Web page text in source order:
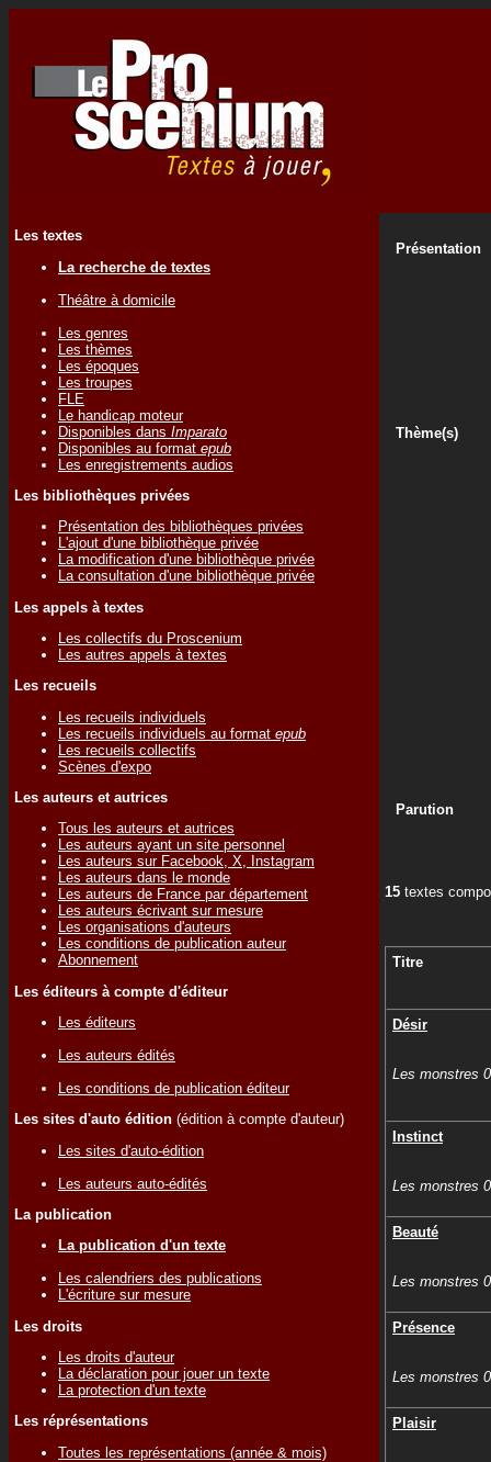
Les textes
La recherche de textes
Théâtre à domicile
Les genres
Les thèmes
Les époques
Les troupes
FLE
Le handicap moteur
Disponibles dans Imparato
Disponibles au format epub
Les enregistrements audios
Les bibliothèques privées
Présentation des bibliothèques privées
L'ajout d'une bibliothèque privée
La modification d'une bibliothèque privée
La consultation d'une bibliothèque privée
Les appels à textes
Les collectifs du Proscenium
Les autres appels à textes
Les recueils
Les recueils individuels
Les recueils individuels au format epub
Les recueils collectifs
Scènes d'expo
Les auteurs et autrices
Tous les auteurs et autrices
Les auteurs ayant un site personnel
Les auteurs sur Facebook, X, Instagram
Les auteurs dans le monde
Les auteurs de France par département
Les auteurs écrivant sur mesure
Les organisations d'auteurs
Les conditions de publication auteur
Abonnement
Les éditeurs à compte d'éditeur
Les éditeurs
Les auteurs édités
Les conditions de publication éditeur
Les sites d'auto édition (édition à compte d'auteur)
Les sites d'auto-édition
Les auteurs auto-édités
La publication
La publication d'un texte
Les calendriers des publications
L'écriture sur mesure
Les droits
Les droits d'auteur
La déclaration pour jouer un texte
La protection d'un texte
Les réprésentations
Toutes les représentations (année & mois)
Présentation
Thème(s)
Parution
15 textes
Titre
Désir
Les monstres
Instinct
Les monstres
Beauté
Les monstres
Présence
Les monstres
Plaisir